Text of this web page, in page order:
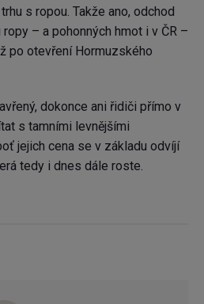
s ropou. Takže ano, odchod
– a pohonných hmot i v ČR –
po otevření Hormuzského
dokonce ani řidiči přímo v
s tamními levnějšími
jejich cena se v základu odvíjí
tedy i dnes dále roste.